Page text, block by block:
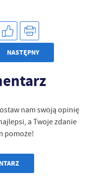
NASTĘPNY
nam swoją opinię
a Twoje zdanie
pomoże!